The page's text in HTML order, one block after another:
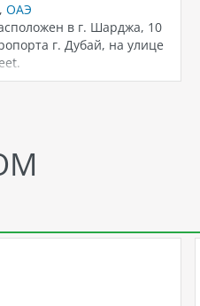
, ОАЭ
в г. Шарджа, 10
г. Дубай, на улице